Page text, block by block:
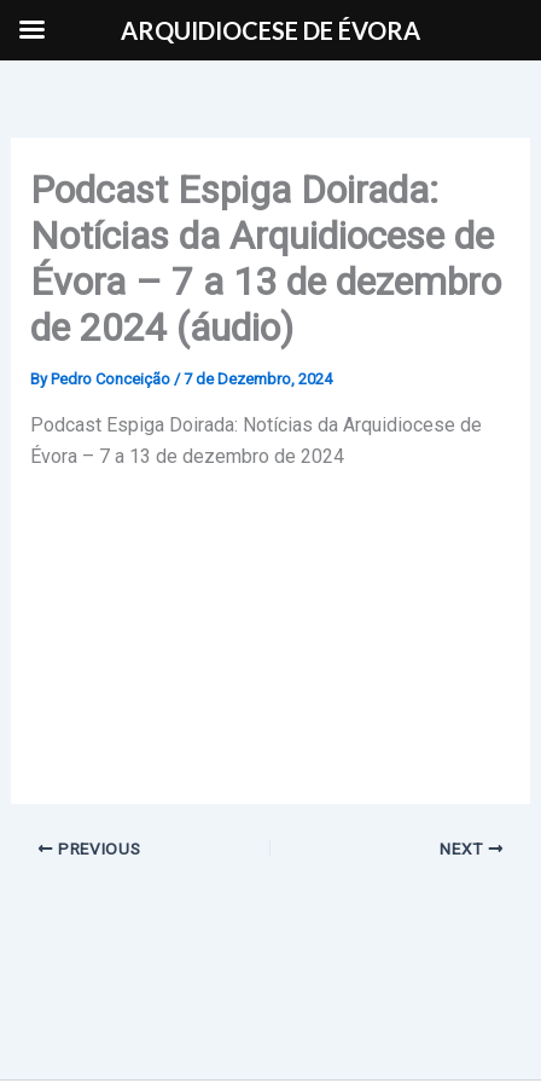
Podcast Espiga Doirada:
Notícias da Arquidiocese de
Évora – 7 a 13 de dezembro
de 2024 (áudio)
By Pedro Conceição /7 de Dezembro, 2024
Podcast Espiga Doirada: Notícias da Arquidiocese de
Évora – 7 a 13 de dezembro de 2024
PREVIOUS NEXT
ARQUIDIOCESE DE ÉVORA